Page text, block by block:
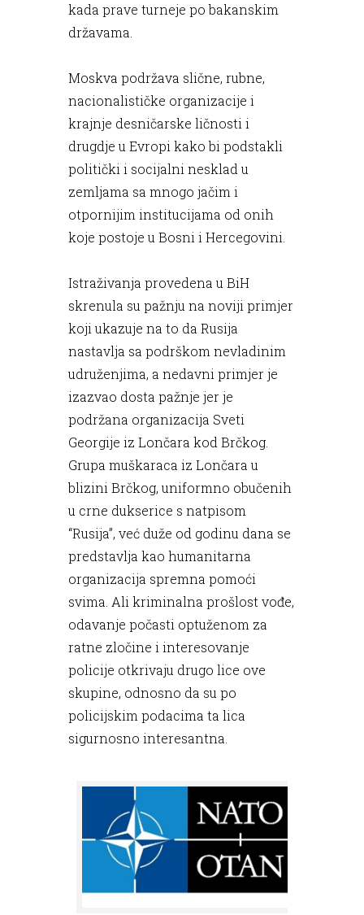
kada prave turneje po bakanskim
državama.
Moskva podržava slične, rubne,
nacionalističke organizacije i
krajnje desničarske ličnosti i
drugdje u Evropi kako bi podstakli
politički i socijalni nesklad u
zemljama sa mnogo jačim i
otpornijim institucijama od onih
koje postoje u Bosni i Hercegovini.
Istraživanja provedena u BiH
skrenula su pažnju na noviji primjer
koji ukazuje na to da Rusija
nastavlja sa podrškom nevladinim
udruženjima, a nedavni primjer je
izazvao dosta pažnje jer je
podržana organizacija Sveti
Georgije iz Lončara kod Brčkog.
Grupa muškaraca iz Lončara u
blizini Brčkog, uniformno obučenih
u crne dukserice s natpisom
“Rusija”, već duže od godinu dana se
predstavlja kao humanitarna
organizacija spremna pomoći
svima. Ali kriminalna prošlost vođe,
odavanje počasti optuženom za
ratne zločine i interesovanje
policije otkrivaju drugo lice ove
skupine, odnosno da su po
policijskim podacima ta lica
sigurnosno interesantna.